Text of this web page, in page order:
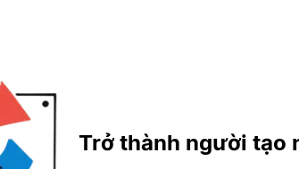
Trở thành người tạo